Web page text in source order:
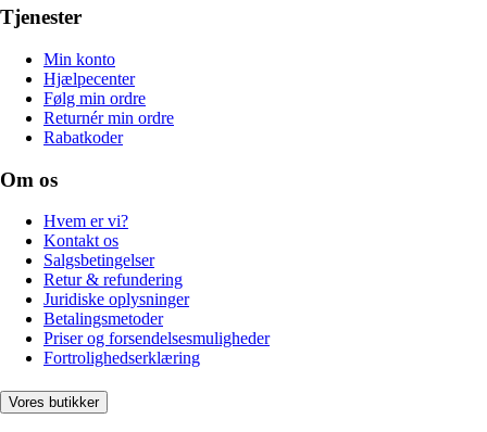
Tjenester
Min konto
Hjælpecenter
Følg min ordre
Returnér min ordre
Rabatkoder
Om os
Hvem er vi?
Kontakt os
Salgsbetingelser
Retur & refundering
Juridiske oplysninger
Betalingsmetoder
Priser og forsendelsesmuligheder
Fortrolighedserklæring
Vores butikker